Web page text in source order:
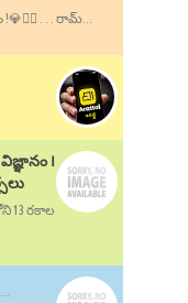
. . . రామ్...
౹
13 రకాల